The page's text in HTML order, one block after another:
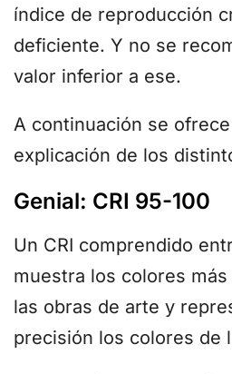
índice de reproducción
deficiente. Y no se
valor inferior a ese.
A continuación se
explicación de los
Genial: CRI 95-100
Un CRI comprendido
muestra los colores más
las obras de arte y
precisión los colores de